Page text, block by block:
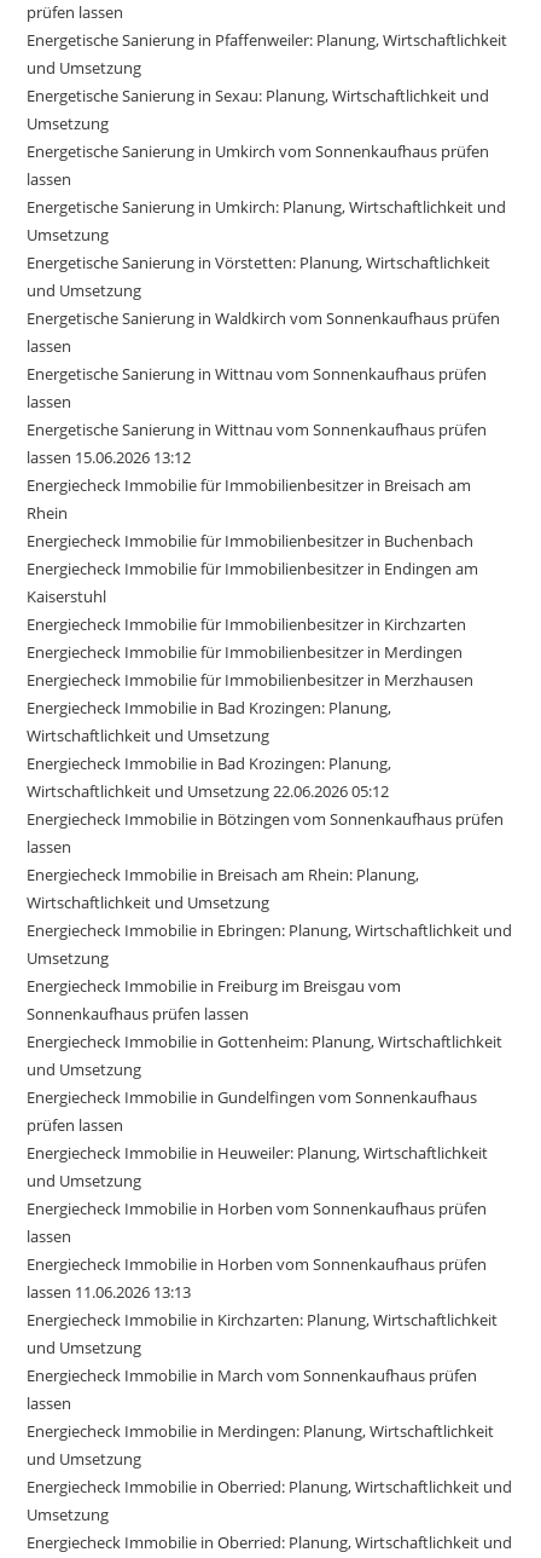
prüfen lassen
Energetische Sanierung in Pfaffenweiler: Planung, Wirtschaftlichkeit
und Umsetzung
Energetische Sanierung in Sexau: Planung, Wirtschaftlichkeit und
Umsetzung
Energetische Sanierung in Umkirch vom Sonnenkaufhaus prüfen
lassen
Energetische Sanierung in Umkirch: Planung, Wirtschaftlichkeit und
Umsetzung
Energetische Sanierung in Vörstetten: Planung, Wirtschaftlichkeit
und Umsetzung
Energetische Sanierung in Waldkirch vom Sonnenkaufhaus prüfen
lassen
Energetische Sanierung in Wittnau vom Sonnenkaufhaus prüfen
lassen
Energetische Sanierung in Wittnau vom Sonnenkaufhaus prüfen
lassen 15.06.2026 13:12
Energiecheck Immobilie für Immobilienbesitzer in Breisach am
Rhein
Energiecheck Immobilie für Immobilienbesitzer in Buchenbach
Energiecheck Immobilie für Immobilienbesitzer in Endingen am
Kaiserstuhl
Energiecheck Immobilie für Immobilienbesitzer in Kirchzarten
Energiecheck Immobilie für Immobilienbesitzer in Merdingen
Energiecheck Immobilie für Immobilienbesitzer in Merzhausen
Energiecheck Immobilie in Bad Krozingen: Planung,
Wirtschaftlichkeit und Umsetzung
Energiecheck Immobilie in Bad Krozingen: Planung,
Wirtschaftlichkeit und Umsetzung 22.06.2026 05:12
Energiecheck Immobilie in Bötzingen vom Sonnenkaufhaus prüfen
lassen
Energiecheck Immobilie in Breisach am Rhein: Planung,
Wirtschaftlichkeit und Umsetzung
Energiecheck Immobilie in Ebringen: Planung, Wirtschaftlichkeit und
Umsetzung
Energiecheck Immobilie in Freiburg im Breisgau vom
Sonnenkaufhaus prüfen lassen
Energiecheck Immobilie in Gottenheim: Planung, Wirtschaftlichkeit
und Umsetzung
Energiecheck Immobilie in Gundelfingen vom Sonnenkaufhaus
prüfen lassen
Energiecheck Immobilie in Heuweiler: Planung, Wirtschaftlichkeit
und Umsetzung
Energiecheck Immobilie in Horben vom Sonnenkaufhaus prüfen
lassen
Energiecheck Immobilie in Horben vom Sonnenkaufhaus prüfen
lassen 11.06.2026 13:13
Energiecheck Immobilie in Kirchzarten: Planung, Wirtschaftlichkeit
und Umsetzung
Energiecheck Immobilie in March vom Sonnenkaufhaus prüfen
lassen
Energiecheck Immobilie in Merdingen: Planung, Wirtschaftlichkeit
und Umsetzung
Energiecheck Immobilie in Oberried: Planung, Wirtschaftlichkeit und
Umsetzung
Energiecheck Immobilie in Oberried: Planung, Wirtschaftlichkeit und